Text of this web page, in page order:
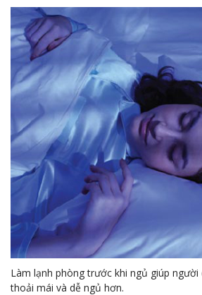
Làm lạnh phòng trước khi ngủ giúp người
thoải mái và dễ ngủ hơn.